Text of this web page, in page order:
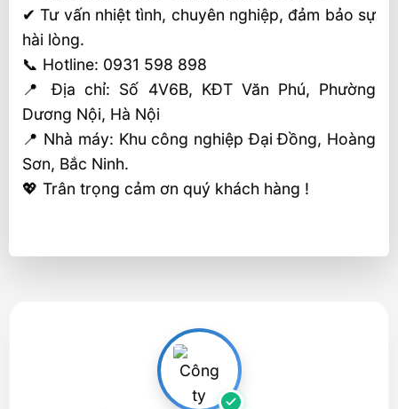
✔ Tư vấn nhiệt tình, chuyên nghiệp, đảm bảo sự
hài lòng.
📞 Hotline: 0931 598 898
📍 Địa chỉ: Số 4V6B, KĐT Văn Phú, Phường
Dương Nội, Hà Nội
📍 Nhà máy: Khu công nghiệp Đại Đồng, Hoàng
Sơn, Bắc Ninh.
💖 Trân trọng cảm ơn quý khách hàng !